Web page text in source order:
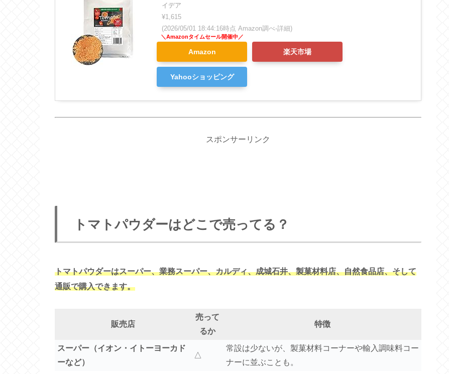
イデア
¥1,615
(2026/05/01 18:44:16時点 Amazon調べ-詳細)
Amazon 楽天市場
Yahooショッピング
スポンサーリンク
トマトパウダーはどこで売ってる？
トマトパウダーはスーパー、業務スーパー、カルディ、成城石井、製菓材料店、自然食品店、そして
通販で購入できます。
販売店
売って
るか
特徴
スーパー（イオン・イトーヨーカド
ーなど）
△
常設は少ないが、製菓材料コーナーや輸入調味料コー
ナーに並ぶことも。